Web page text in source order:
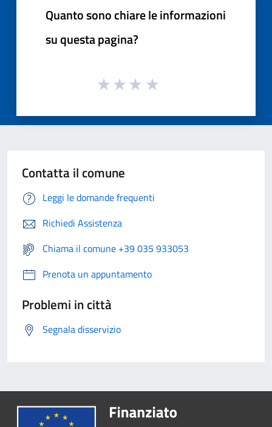
Quanto sono chiare le informazioni
su questa pagina?
Contatta il comune
Leggi le domande frequenti
Richiedi Assistenza
Chiama il comune +39 035 933053
Prenota un appuntamento
Problemi in città
Segnala disservizio